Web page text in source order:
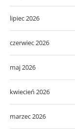
lipiec 2026
czerwiec 2026
maj 2026
kwiecień 2026
marzec 2026